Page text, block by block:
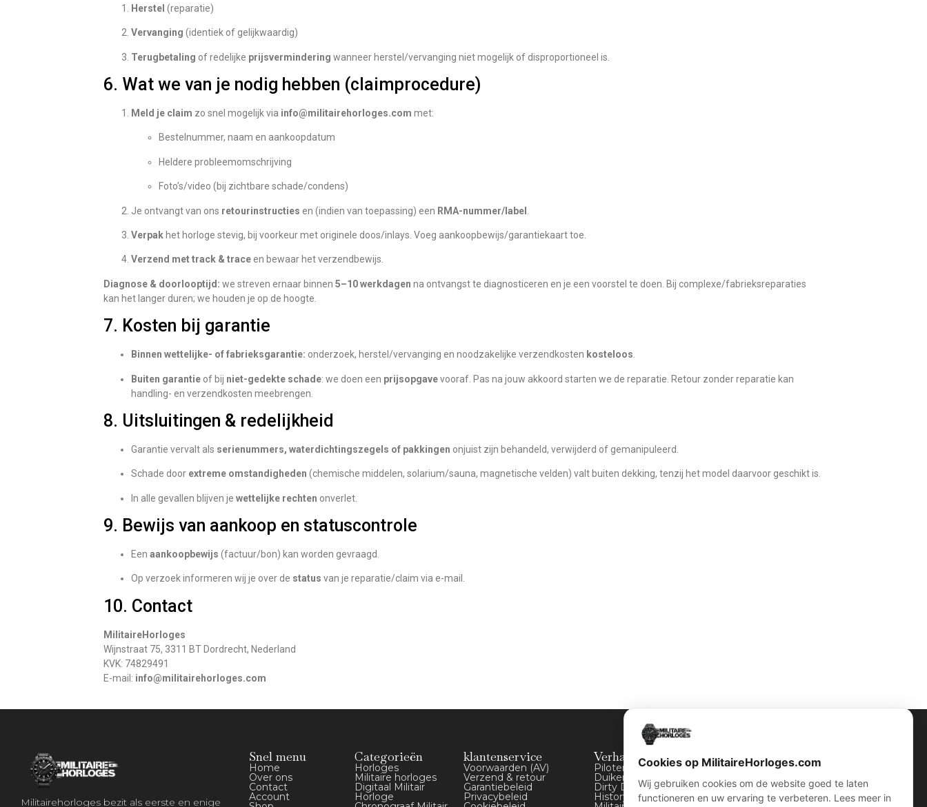
Herstel (reparatie)
Vervanging (identiek of gelijkwaardig)
Terugbetaling of redelijke prijsvermindering wanneer herstel/vervanging niet mogelijk of disproportioneel is.
6. Wat we van je nodig hebben (claimprocedure)
Meld je claim zo snel mogelijk via info@militairehorloges.com met:
Bestelnummer, naam en aankoopdatum
Heldere probleemomschrijving
Foto’s/video (bij zichtbare schade/condens)
Je ontvangt van ons retourinstructies en (indien van toepassing) een RMA-nummer/label
Verpak het horloge stevig, bij voorkeur met originele doos/inlays. Voeg aankoopbewijs/garantiekaart toe.
Verzend met track & traceen bewaar het verzendbewijs.
Diagnose & doorlooptijd: we streven ernaar binnen5–10 werkdagen na ontvangst te diagnosticeren en je een voorstel te doen. Bij complexe/fabrieksreparaties
kan het langer duren; we houden je op de hoogte.
7. Kosten bij garantie
Binnen wettelijke- of fabrieksgarantie: onderzoek, herstel/vervanging en noodzakelijke verzendkosten kosteloos
Buiten garantie of bij niet-gedekte schade: we doen een prijsopgavevooraf. Pas na jouw akkoord starten we de reparatie. Retour zonder reparatie kan
handling- en verzendkosten meebrengen.
8. Uitsluitingen & redelijkheid
Garantie vervalt als serienummers, waterdichtingszegels of pakkingen onjuist zijn behandeld, verwijderd of gemanipuleerd.
Schade door extreme omstandigheden (chemische middelen, solarium/sauna, magnetische velden) valt buiten dekking, tenzij het model daarvoor geschikt is.
In alle gevallen blijven jewettelijke rechten onverlet.
9. Bewijs van aankoop en statuscontrole
Eenaankoopbewijs (factuur/bon) kan worden gevraagd.
Op verzoek informeren wij je over de status van je reparatie/claim via e-mail.
10. Contact
MilitaireHorloges
Wijnstraat 75, 3311 BT Dordrecht, Nederland
KVK: 74829491
E-mail: info@militairehorloges.com
Militairehorloges bezit als eerste en enige
Snel menu
Home
Over ons
Contact
Account
Categorieën
Horloges
Militaire horloges
Digitaal Militair
Horloge
klantenservice
Voorwaarden (AV)
Verzend & retour
Garantiebeleid
Privacybeleid
Verhalen
Piloten horloges
Duikers horloges
Dirty Dozen
History van WOII
Contact Info
Wijnstraat 75 3311 BT Dordrecht
Nederland
Kvk: 74829491
Info@militairehorloges.com
Cookies op MilitaireHorloges.com
Wij gebruiken cookies om de website goed te laten
functioneren en uw ervaring te verbeteren. Lees meer in